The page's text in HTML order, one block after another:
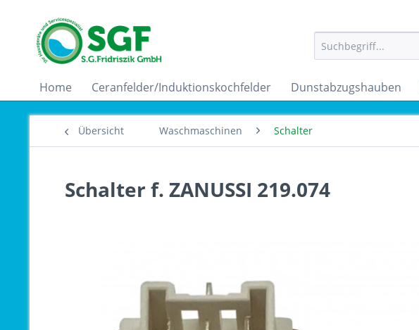
Home Ceranfelder/Induktionskochfelder Dunstabzugshauben
Übersicht Waschmaschinen Schalter
Schalter f. ZANUSSI 219.074